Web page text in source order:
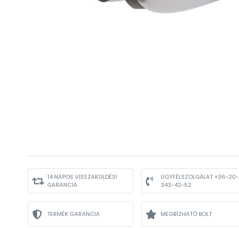
14 NAPOS VISSZAKÜLDÉSI
GARANCIA
ÜGYFÉLSZOLGÁLAT +36-20-
343-42-52
TERMÉK GARANCIA MEGBÍZHATÓ BOLT